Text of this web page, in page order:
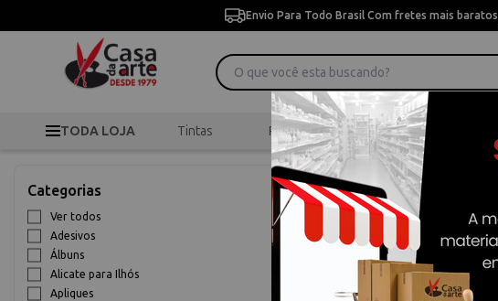
Envio Para Todo Brasil Com fretes mais baratos
TODA LOJA Tintas Pincéis Desenho
Categorias
Ver todos
Adesivos
Álbuns
Alicate para Ilhós
Apliques
Início > Scrapbook > Lâminas de Corte
Lâminas de Corte
10% OFF